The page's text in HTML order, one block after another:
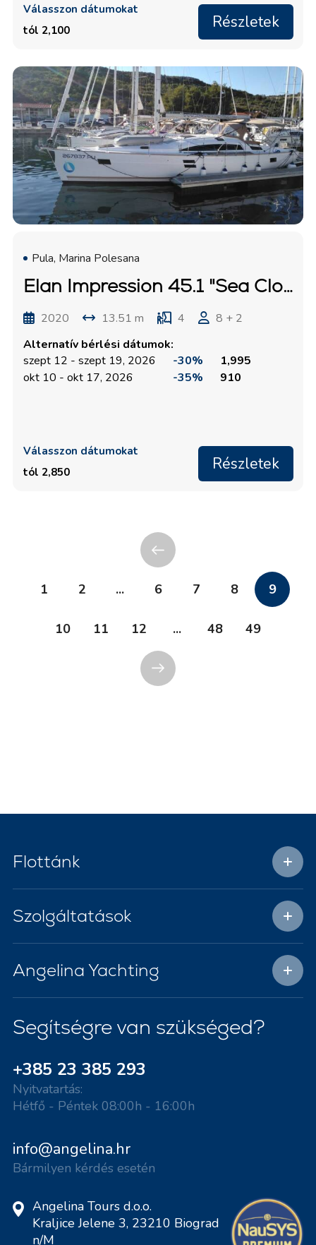
Válasszon dátumokat
tól 2,100
Részletek
Pula, Marina Polesana
Elan Impression 45.1 "Sea Cloud 3"
2020 13.51 m 4
8 + 2
Alternatív bérlési dátumok:
szept 12 - szept 19, 2026
-30%
1,995
okt 10 - okt 17, 2026
-35% 910
Válasszon dátumokat
tól 2,850
Részletek
1 2 ... 6 7 8 9
10 11 12 ... 48 49
Flottánk
Szolgáltatások
Angelina Yachting
Segítségre van szükséged?
+385 23 385 293
Nyitvatartás:
Hétfő - Péntek 08:00h - 16:00h
info@angelina.hr
Bármilyen kérdés esetén
Angelina Tours d.o.o.
Kraljice Jelene 3, 23210 Biograd
n/M